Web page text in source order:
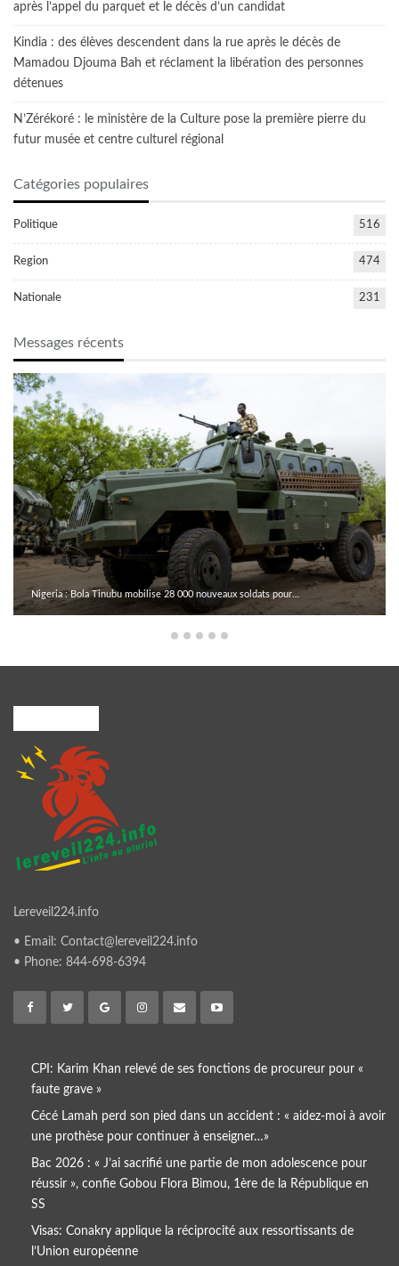
après l’appel du parquet et le décès d’un candidat
Kindia : des élèves descendent dans la rue après le décès de
Mamadou Djouma Bah et réclament la libération des personnes
détenues
N’Zérékoré : le ministère de la Culture pose la première pierre du
futur musée et centre culturel régional
Catégories populaires
Politique 516
Region 474
Nationale 231
Messages récents
Nigeria : Bola Tinubu mobilise 28 000 nouveaux soldats pour…
Lereveil224.info
• Email: Contact@lereveil224.info
• Phone: 844-698-6394
CPI: Karim Khan relevé de ses fonctions de procureur pour «
faute grave »
Cécé Lamah perd son pied dans un accident : « aidez-moi à avoir
une prothèse pour continuer à enseigner…»
Bac 2026 : « J’ai sacrifié une partie de mon adolescence pour
réussir », confie Gobou Flora Bimou, 1ère de la République en
SS
Visas: Conakry applique la réciprocité aux ressortissants de
l’Union européenne